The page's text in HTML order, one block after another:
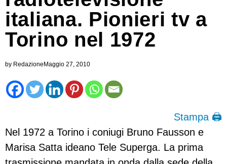
italiana. Pionieri tv a
Torino nel 1972
by Redazione Maggio 27, 2010
Stampa 🖨
Nel 1972 a Torino i coniugi Bruno Fausson e
Marisa Satta ideano Tele Superga. La prima